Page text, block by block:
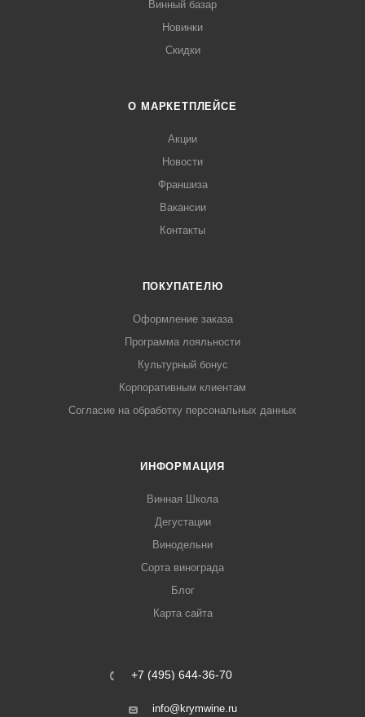
Винный базар
Новинки
Скидки
О МАРКЕТПЛЕЙСЕ
Акции
Новости
Франшиза
Вакансии
Контакты
ПОКУПАТЕЛЮ
Оформление заказа
Программа лояльности
Культурный бонус
Корпоративным клиентам
Согласие на обработку персональных данных
ИНФОРМАЦИЯ
Винная Школа
Дегустации
Винодельни
Сорта винограда
Блог
Карта сайта
+7 (495) 644-36-70
info@krymwine.ru